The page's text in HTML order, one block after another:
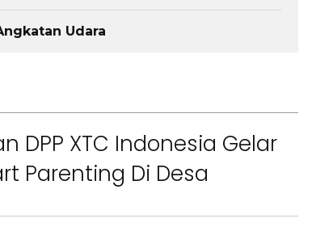
Udara
DPP XTC Indonesia Gelar
Parenting Di Desa